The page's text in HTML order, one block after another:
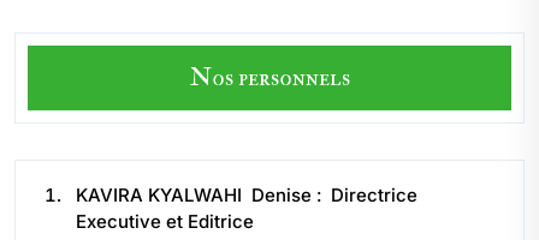
Nos personnels
KAVIRA KYALWAHI Denise : Directrice
Executive et Editrice